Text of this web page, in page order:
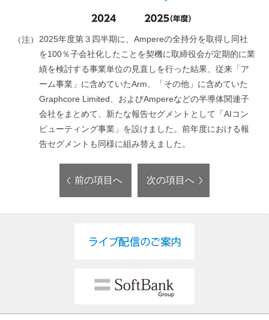
（注）
2025年度第３四半期に、Ampereの全持分を取得し同社
を100％子会社化したことを契機に取締役会が定期的に業
績を検討する事業単位の見直しを行った結果、従来「ア
ーム事業」に含めていたArm、「その他」に含めていた
Graphcore Limited、およびAmpereなどの半導体関連子
会社をまとめて、新たな報告セグメントとして「AIコン
ピューティング事業」を設けました。前年度における報
告セグメントも同様に組み替えました。
前の項目へ 次の項目へ